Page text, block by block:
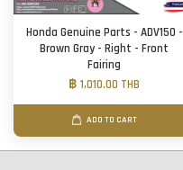
Honda Genuine Parts - ADV150 -
Brown Gray - Right - Front
Fairing
฿ 1,010.00 THB
ADD TO CART